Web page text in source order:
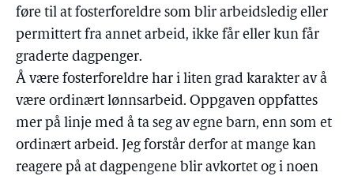
føre til at fosterforeldre som blir arbeidsledig eller
permittert fra annet arbeid, ikke får eller kun får
graderte dagpenger.
Å være fosterforeldre har i liten grad karakter av å
være ordinært lønnsarbeid. Oppgaven oppfattes
mer på linje med å ta seg av egne barn, enn som et
ordinært arbeid. Jeg forstår derfor at mange kan
reagere på at dagpengene blir avkortet og i noen